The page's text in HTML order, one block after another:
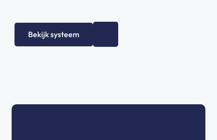
Bekijk systeem